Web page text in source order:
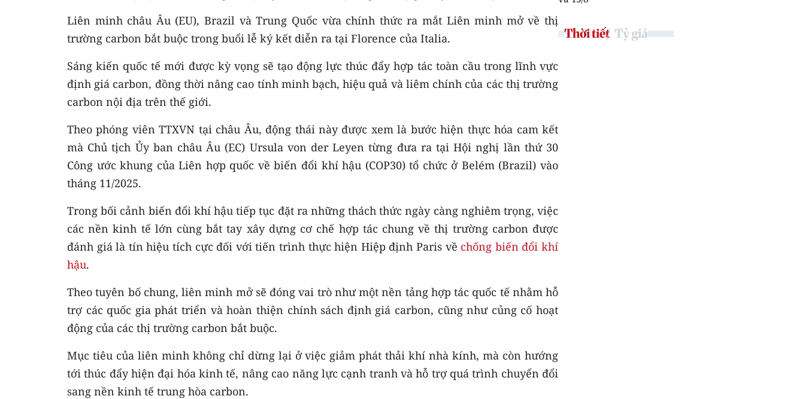
Liên minh châu Âu (EU), Brazil và Trung Quốc vừa chính thức ra mắt Liên minh mở về thị
trường carbon bắt buộc trong buổi lễ ký kết diễn ra tại Florence của Italia.
Sáng kiến quốc tế mới được kỳ vọng sẽ tạo động lực thúc đẩy hợp tác toàn cầu trong lĩnh vực
định giá carbon, đồng thời nâng cao tính minh bạch, hiệu quả và liêm chính của các thị trường
carbon nội địa trên thế giới.
Theo phóng viên TTXVN tại châu Âu, động thái này được xem là bước hiện thực hóa cam kết
mà Chủ tịch Ủy ban châu Âu (EC) Ursula von der Leyen từng đưa ra tại Hội nghị lần thứ 30
Công ước khung của Liên hợp quốc về biến đổi khí hậu (COP30) tổ chức ở Belém (Brazil) vào
tháng 11/2025.
Trong bối cảnh biến đổi khí hậu tiếp tục đặt ra những thách thức ngày càng nghiêm trọng, việc
các nền kinh tế lớn cùng bắt tay xây dựng cơ chế hợp tác chung về thị trường carbon được
đánh giá là tín hiệu tích cực đối với tiến trình thực hiện Hiệp định Paris về chống biến đổi khí
hậu.
Theo tuyên bố chung, liên minh mở sẽ đóng vai trò như một nền tảng hợp tác quốc tế nhằm hỗ
trợ các quốc gia phát triển và hoàn thiện chính sách định giá carbon, cũng như củng cố hoạt
động của các thị trường carbon bắt buộc.
Mục tiêu của liên minh không chỉ dừng lại ở việc giảm phát thải khí nhà kính, mà còn hướng
tới thúc đẩy hiện đại hóa kinh tế, nâng cao năng lực cạnh tranh và hỗ trợ quá trình chuyển đổi
sang nền kinh tế trung hòa carbon.
Thời tiết Tỷ giá